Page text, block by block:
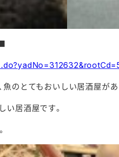
のとてもおいしい居酒屋が
い居酒屋です。